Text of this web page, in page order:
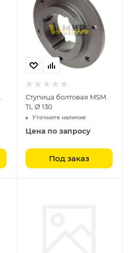
Ступица болтовая MSM.
TL Ø 130
Уточните наличие
Цена по запросу
Под заказ